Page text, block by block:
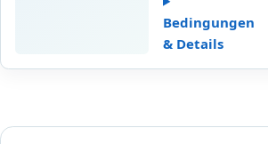
n
m
an
und
profitieren
Sie
Angeboten
Bedingungen
& Details